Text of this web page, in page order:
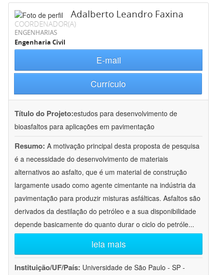
Adalberto Leandro Faxina
COORDENADOR(A)
ENGENHARIAS
Engenharia Civil
E-mail
Currículo
Título do Projeto:estudos para desenvolvimento de
bioasfaltos para aplicações em pavimentação
Resumo: A motivação principal desta proposta de pesquisa
é a necessidade do desenvolvimento de materiais
alternativos ao asfalto, que é um material de construção
largamente usado como agente cimentante na indústria da
pavimentação para produzir misturas asfálticas. Asfaltos são
derivados da destilação do petróleo e a sua disponibilidade
depende basicamente do quanto durar o ciclo do petróle...
leia mais
Instituição/UF/País: Universidade de São Paulo - SP -